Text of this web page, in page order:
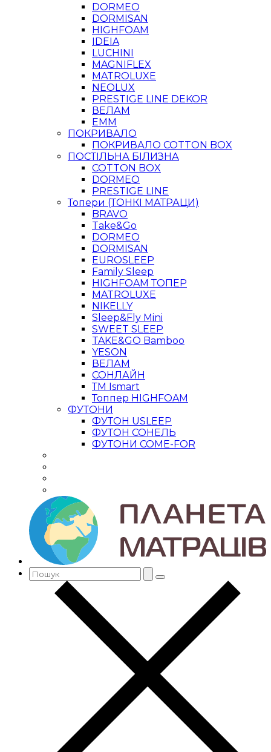
DORMEO
DORMISAN
HIGHFOAM
IDEIA
LUCHINI
MAGNIFLEX
MATROLUXE
NEOLUX
PRESTIGE LINE DEKOR
ВЕЛАМ
ЕММ
ПОКРИВАЛО
ПОКРИВАЛО COTTON BOX
ПОСТІЛЬНА БІЛИЗНА
COTTON BOX
DORMEO
PRESTIGE LINE
Топери (ТОНКІ МАТРАЦИ)
BRAVO
Take&Go
DORMEO
DORMISAN
EUROSLEEP
Family Sleep
HIGHFOAM ТОПЕР
MATROLUXE
NIKELLY
Sleep&Fly Mini
SWEET SLEEP
TAKE&GO Bamboo
YESON
ВЕЛАМ
СОНЛАЙН
ТМ Ismart
Топпер HIGHFOAM
ФУТОНИ
ФУТОН USLEEP
ФУТОН СОНЕЛЬ
ФУТОНИ COME-FOR